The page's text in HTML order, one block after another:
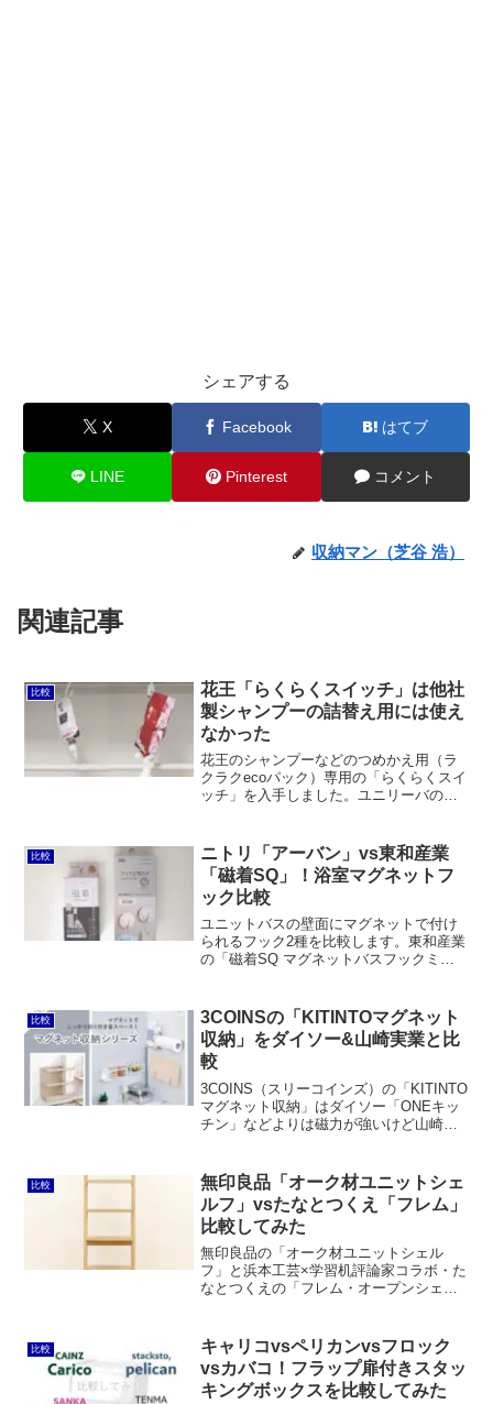
シェアする
X Facebook はてブ
LINE Pinterest コメント
収納マン（芝谷 浩）
関連記事
比較
花王「らくらくスイッチ」は他社
製シャンプーの詰替え用には使え
なかった
花王のシャンプーなどのつめかえ用（ラ
クラクecoパック）専用の「らくらくスイ
ッチ」を入手しました。ユニリーバの
が、ネジ径が合わず断念。代わりに三輝
の「詰め替えそのまま スタンダード7点
セット」でリベンジしました。
比較
ニトリ「アーバン」vs東和産業
「磁着SQ」！浴室マグネットフ
ック比較
ユニットバスの壁面にマグネットで付け
られるフック2種を比較します。東和産業
の「磁着SQ マグネットバスフックミニ2
400gでもOK。ニトリの「浴室マグネット
フック2個組 アーバン」はアスベルの
「ラックスマグネット」と同じもので、
銀イオンを含み抗菌仕様となっていま
す。
比較
3COINSの「KITINTOマグネット
収納」をダイソー&山崎実業と比
較
3COINS（スリーコインズ）の「KITINTO
マグネット収納」はダイソー「ONEキッ
チン」などよりは磁力が強いけど山崎実
外とコスパが良いことに気付かされま
す。
比較
無印良品「オーク材ユニットシェ
ルフ」vsたなとつくえ「フレム」
比較してみた
無印良品の「オーク材ユニットシェル
フ」と浜本工芸×学習机評論家コラボ・た
なとつくえの「フレム・オープンシェル
ットシェルフの圧勝。しかし、国産、ナ
ラ、ウレタン塗装、完成品という点を評
価すれば、フレムも良い選択肢だと思い
ます。
比較
キャリコvsペリカンvsフロック
vsカバコ！フラップ扉付きスタッ
キングボックスを比較してみた